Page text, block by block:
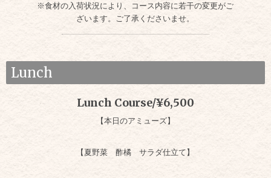
※食材の入荷状況により、コース内容に若干の変更がご
ざいます。ご了承くださいませ。
Lunch
Lunch Course/¥6,500
【本日のアミューズ】
【夏野菜 酢橘 サラダ仕立て】